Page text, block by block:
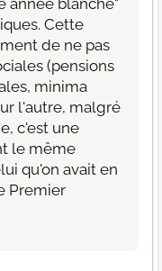
Cette
de ne pas
(pensions
minima
l'autre, malgré
c'est une
le même
qu'on avait en
Premier